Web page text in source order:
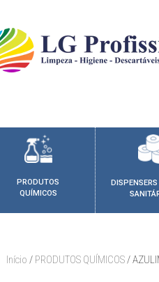
PRODUTOS
QUÍMICOS
Início / PRODUTOS QUÍMICOS/